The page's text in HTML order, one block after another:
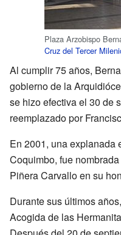
Plaza Arzobispo
Cruz del Tercer
Al cumplir 75 años,
gobierno de la
se hizo efectiva el 30 de
reemplazado por
En 2001, una explanada
Coquimbo, fue
Piñera Carvallo en su
Durante sus últimos
Acogida de las